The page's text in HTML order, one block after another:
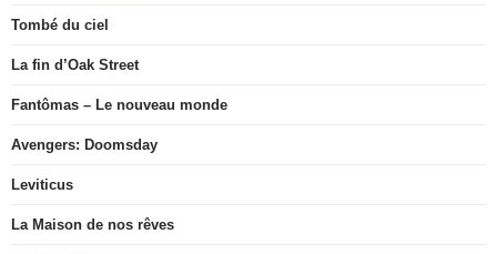
Tombé du ciel
La fin d’Oak Street
Fantômas – Le nouveau monde
Avengers: Doomsday
Leviticus
La Maison de nos rêves